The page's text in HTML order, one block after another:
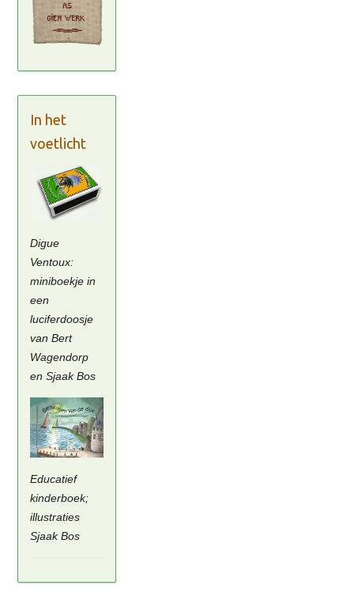
In het
voetlicht
Digue
Ventoux:
miniboekje in
een
luciferdoosje
van Bert
Wagendorp
en Sjaak Bos
Educatief
kinderboek;
illustraties
Sjaak Bos